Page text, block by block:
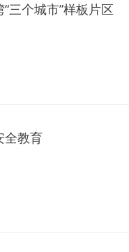
三个城市”样板片区
全教育